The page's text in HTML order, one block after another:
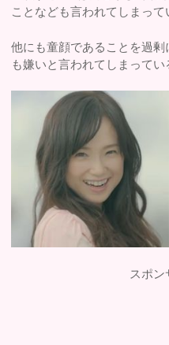
ことなども言われてしまって
他にも童顔であることを過
も嫌いと言われてしまってい
スポン